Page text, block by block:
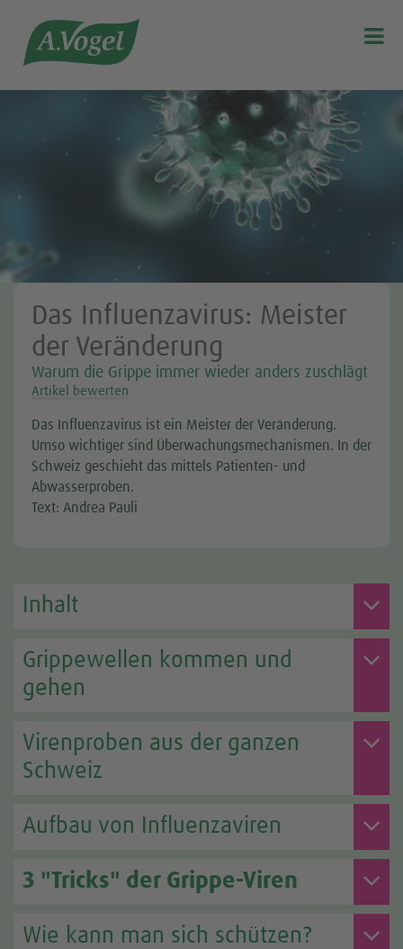

Das Influenzavirus: Meister
der Veränderung
Warum die Grippe immer wieder anders zuschlägt
Artikel bewerten
Das Influenzavirus ist ein Meister der Veränderung.
Umso wichtiger sind Überwachungsmechanismen. In der
Schweiz geschieht das mittels Patienten- und
Abwasserproben.
Text: Andrea Pauli
Inhalt
Grippewellen kommen und
gehen
Virenproben aus der ganzen
Schweiz
Aufbau von Influenzaviren
3 "Tricks" der Grippe-Viren
Wie kann man sich schützen?